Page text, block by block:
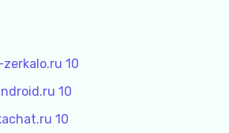
10
10
10